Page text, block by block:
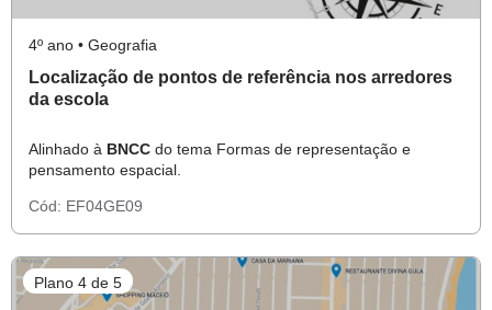
4º ano • Geografia
Localização de pontos de referência nos arredores
da escola
Alinhado à BNCC do tema Formas de representação e
pensamento espacial.
Cód: EF04GE09
Plano 4 de 5